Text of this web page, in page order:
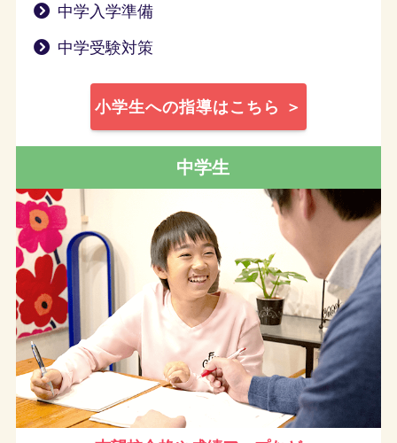
中学入学準備
中学受験対策
小学生への指導はこちら ＞
中学生